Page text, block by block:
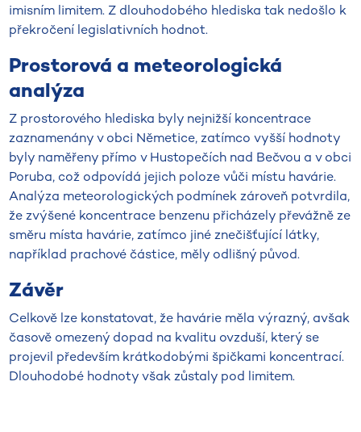
imisním limitem. Z dlouhodobého hlediska tak nedošlo k
překročení legislativních hodnot.
Prostorová a meteorologická
analýza
Z prostorového hlediska byly nejnižší koncentrace
zaznamenány v obci Němetice, zatímco vyšší hodnoty
byly naměřeny přímo v Hustopečích nad Bečvou a v obci
Poruba, což odpovídá jejich poloze vůči místu havárie.
Analýza meteorologických podmínek zároveň potvrdila,
že zvýšené koncentrace benzenu přicházely převážně ze
směru místa havárie, zatímco jiné znečišťující látky,
například prachové částice, měly odlišný původ.
Závěr
Celkově lze konstatovat, že havárie měla výrazný, avšak
časově omezený dopad na kvalitu ovzduší, který se
projevil především krátkodobými špičkami koncentrací.
Dlouhodobé hodnoty však zůstaly pod limitem.